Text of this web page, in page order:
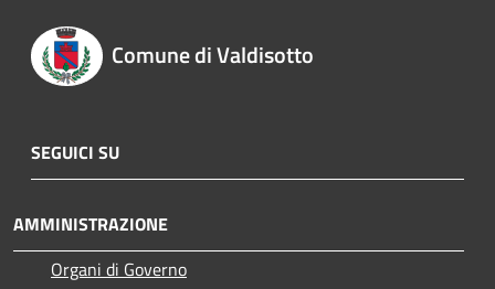
Comune di Valdisotto
SEGUICI SU
AMMINISTRAZIONE
Organi di Governo